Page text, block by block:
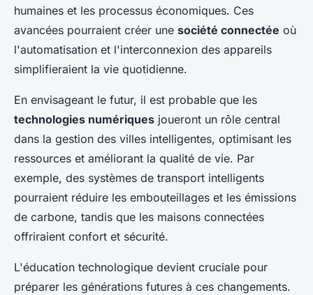
humaines et les processus économiques. Ces
avancées pourraient créer une société connectée où
l'automatisation et l'interconnexion des appareils
simplifieraient la vie quotidienne.
En envisageant le futur, il est probable que les
technologies numériques joueront un rôle central
dans la gestion des villes intelligentes, optimisant les
ressources et améliorant la qualité de vie. Par
exemple, des systèmes de transport intelligents
pourraient réduire les embouteillages et les émissions
de carbone, tandis que les maisons connectées
offriraient confort et sécurité.
L'éducation technologique devient cruciale pour
préparer les générations futures à ces changements.